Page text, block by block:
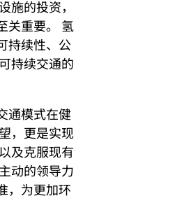
重要。 氢
续性、公
持续交通的
通模式在健
，更是实现
及克服现有
动的领导力
，为更加环